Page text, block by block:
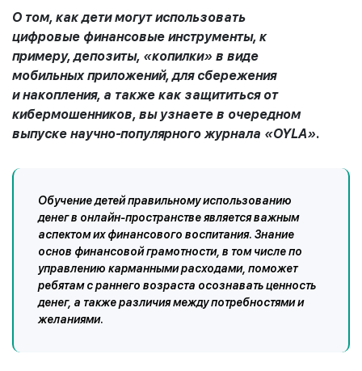
О том, какдети могутиспользовать
цифровые финансовые инструменты, к
примеру,депозиты, «копилки» в виде
мобильныхприложений, для сбережения
инакопления, а также как защититься от
кибермошенников, вы узнаете в очередном
выпуске научно-популярного журнала «OYLA».
Обучение детей правильному использованию
денег в онлайн-пространстве является важным
аспектом их финансового воспитания. Знание
основ финансовой грамотности, в том числе по
управлению карманными расходами, поможет
ребятам с раннего возраста осознавать ценность
денег, а также различия между потребностями и
желаниями.